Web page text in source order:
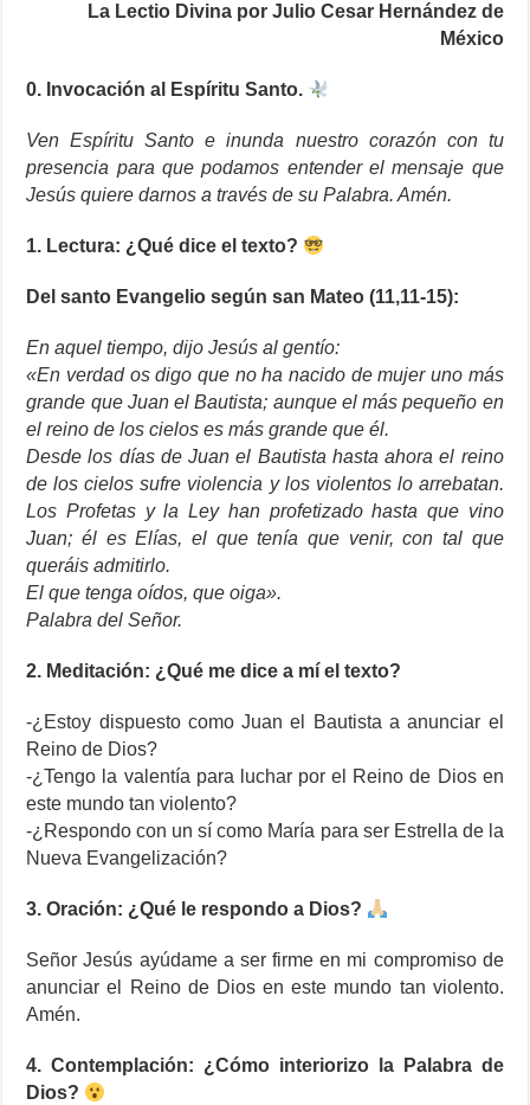
La Lectio Divina por Julio Cesar Hernández de
México
0. Invocación al Espíritu Santo.
Ven Espíritu Santo e inunda nuestro corazón con tu
presencia para que podamos entender el mensaje que
Jesús quiere darnos a través de su Palabra. Amén.
1. Lectura: ¿Qué dice el texto?
Del santo Evangelio según san Mateo (11,11-15):
En aquel tiempo, dijo Jesús al gentío:
«En verdad os digo que no ha nacido de mujer uno más
grande que Juan el Bautista; aunque el más pequeño en
el reino de los cielos es más grande que él.
Desde los días de Juan el Bautista hasta ahora el reino
de los cielos sufre violencia y los violentos lo arrebatan.
Los Profetas y la Ley han profetizado hasta que vino
Juan; él es Elías, el que tenía que venir, con tal que
queráis admitirlo.
El que tenga oídos, que oiga».
Palabra del Señor.
2. Meditación: ¿Qué me dice a mí el texto?
-¿Estoy dispuesto como Juan el Bautista a anunciar el
Reino de Dios?
-¿Tengo la valentía para luchar por el Reino de Dios en
este mundo tan violento?
-¿Respondo con un sí como María para ser Estrella de la
Nueva Evangelización?
3. Oración: ¿Qué le respondo a Dios?
Señor Jesús ayúdame a ser firme en mi compromiso de
anunciar el Reino de Dios en este mundo tan violento.
Amén.
4. Contemplación: ¿Cómo interiorizo la Palabra de
Dios?